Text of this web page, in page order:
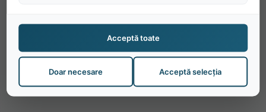
Doar necesare Acceptă selecția
Acceptă toate